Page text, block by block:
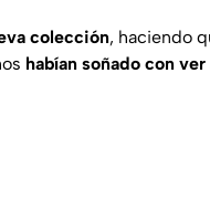
colección, haciendo
habían soñado con